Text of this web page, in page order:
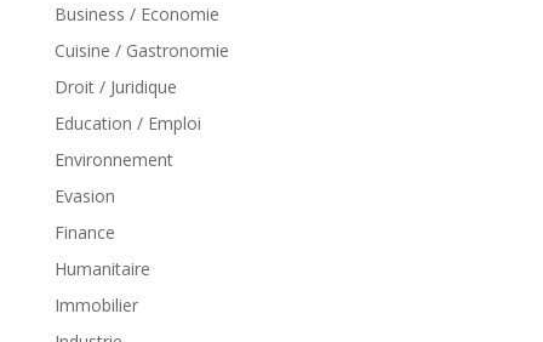
Business / Economie
Cuisine / Gastronomie
Droit / Juridique
Education / Emploi
Environnement
Evasion
Finance
Humanitaire
Immobilier